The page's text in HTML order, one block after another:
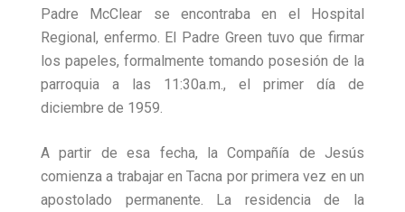
Padre McClear se encontraba en el Hospital
Regional, enfermo. El Padre Green tuvo que firmar
los papeles, formalmente tomando posesión de la
parroquia a las 11:30a.m., el primer día de
diciembre de 1959.
A partir de esa fecha, la Compañía de Jesús
comienza a trabajar en Tacna por primera vez en un
apostolado permanente. La residencia de la